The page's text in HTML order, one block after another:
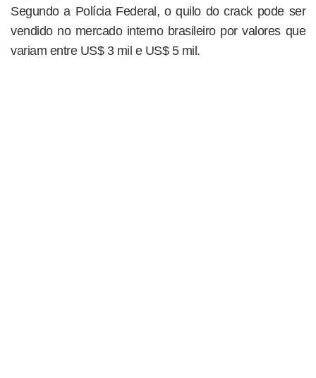
Segundo a Polícia Federal, o quilo do crack pode ser
vendido no mercado interno brasileiro por valores que
variam entre US$ 3 mil e US$ 5 mil.